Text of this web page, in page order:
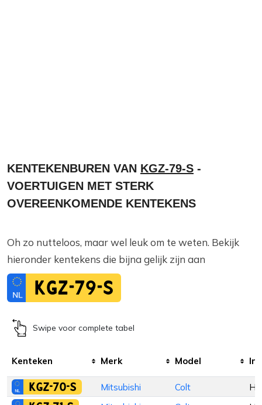
KENTEKENBUREN VAN KGZ-79-S -
VOERTUIGEN MET STERK
OVEREENKOMENDE KENTEKENS
Oh zo nutteloos, maar wel leuk om te weten. Bekijk
hieronder kentekens die bijna gelijk zijn aan
KGZ-79-S
Swipe voor complete tabel
Kenteken Merk Model
KGZ-70-S Mitsubishi Colt